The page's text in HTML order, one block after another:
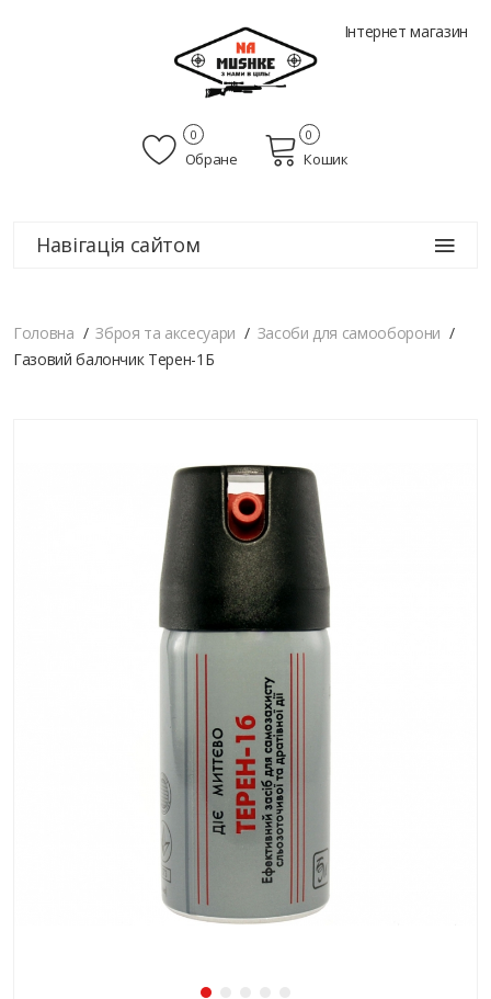
Інтернет магазин
Обране
0
Кошик
0
Навігація сайтом
Головна Зброя та аксесуари
Засоби для самооборони
Газовий балончик Терен-1Б